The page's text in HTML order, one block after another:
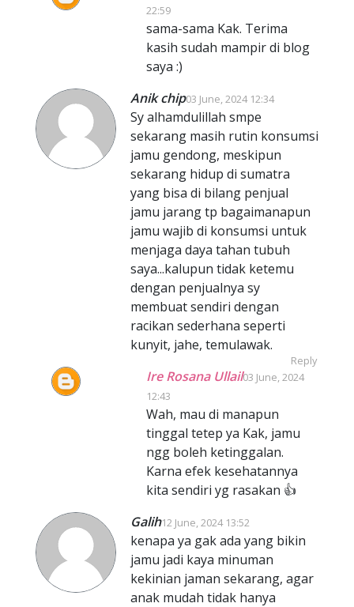
22:59
sama-sama Kak. Terima
kasih sudah mampir di blog
saya :)
Anik chip03 June, 2024 12:34
Sy alhamdulillah smpe
sekarang masih rutin konsumsi
jamu gendong, meskipun
sekarang hidup di sumatra
yang bisa di bilang penjual
jamu jarang tp bagaimanapun
jamu wajib di konsumsi untuk
menjaga daya tahan tubuh
saya...kalupun tidak ketemu
dengan penjualnya sy
membuat sendiri dengan
racikan sederhana seperti
kunyit, jahe, temulawak.
Reply
Ire Rosana Ullail03 June, 2024
12:43
Wah, mau di manapun
tinggal tetep ya Kak, jamu
ngg boleh ketinggalan.
Karna efek kesehatannya
kita sendiri yg rasakan 👍
Galih12 June, 2024 13:52
kenapa ya gak ada yang bikin
jamu jadi kaya minuman
kekinian jaman sekarang, agar
anak mudah tidak hanya